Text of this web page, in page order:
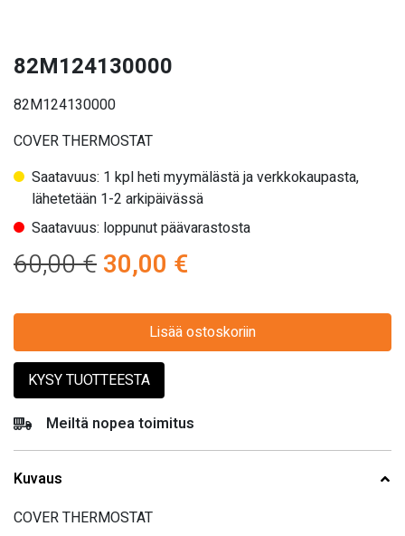
82M124130000
82M124130000
COVER THERMOSTAT
Saatavuus: 1 kpl heti myymälästä ja verkkokaupasta,
lähetetään 1-2 arkipäivässä
Saatavuus: loppunut päävarastosta
60,00€Alkuperäinen
60,00 €.
30,00 €
on:
Lisää ostoskoriin
KYSY TUOTTEESTA
Meiltä nopea toimitus
Kuvaus
COVER THERMOSTAT